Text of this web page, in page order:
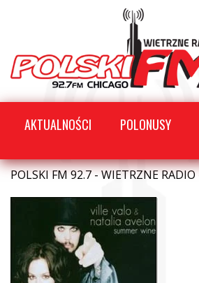
AKTUALNOŚCI POLONUSY
POLSKI FM 92.7 - WIETRZNE